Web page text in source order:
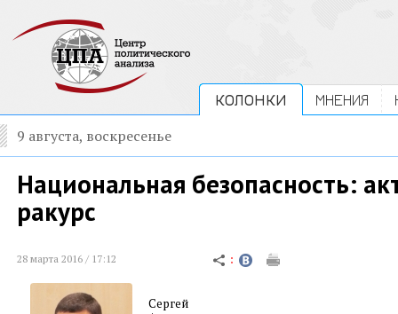
КОЛОНКИ МНЕНИЯ
9 августа, воскресенье
Национальная безопасность:
ракурс
28 марта 2016 / 17:12
Сергей